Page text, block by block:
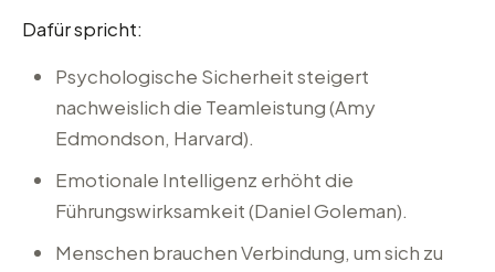
Dafür spricht:
Psychologische Sicherheit steigert
nachweislich die Teamleistung (Amy
Edmondson, Harvard).
Emotionale Intelligenz erhöht die
Führungswirksamkeit (Daniel Goleman).
Menschen brauchen Verbindung, um sich zu